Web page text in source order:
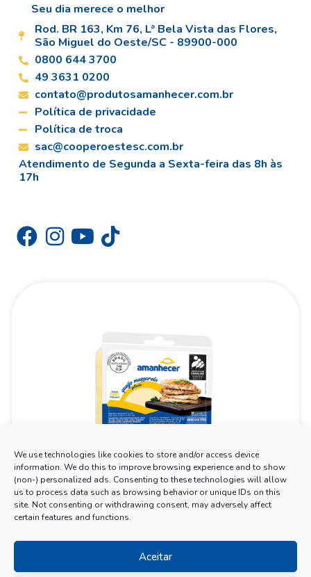
We use technologies like cookies to store and/or access device
information. We do this to improve browsing experience and to show
(non-) personalized ads. Consenting to these technologies will allow
us to process data such as browsing behavior or unique IDs on this
site. Not consenting or withdrawing consent, may adversely affect
certain features and functions.
Aceitar
Seu dia merece o melhor
Rod. BR 163, Km 76, Lª Bela Vista das Flores,
São Miguel do Oeste/SC - 89900-000
0800 644 3700
49 3631 0200
contato@produtosamanhecer.com.br
Política de privacidade
Política de troca
sac@cooperoestesc.com.br
Atendimento de Segunda a Sexta-feira das 8h às
17h